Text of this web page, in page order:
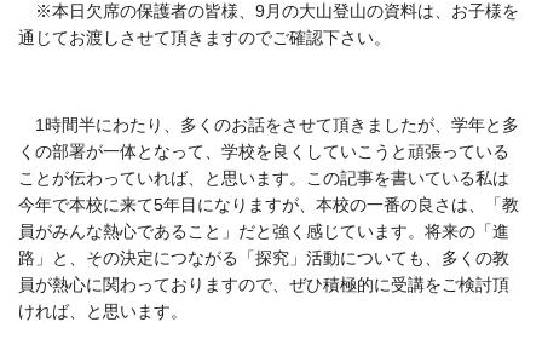
※本日欠席の保護者の皆様、9月の大山登山の資料は、お子様を
通じてお渡しさせて頂きますのでご確認下さい。
1時間半にわたり、多くのお話をさせて頂きましたが、学年と多
くの部署が一体となって、学校を良くしていこうと頑張っている
ことが伝わっていれば、と思います。この記事を書いている私は
今年で本校に来て5年目になりますが、本校の一番の良さは、「教
員がみんな熱心であること」だと強く感じています。将来の「進
路」と、その決定につながる「探究」活動についても、多くの教
員が熱心に関わっておりますので、ぜひ積極的に受講をご検討頂
ければ、と思います。